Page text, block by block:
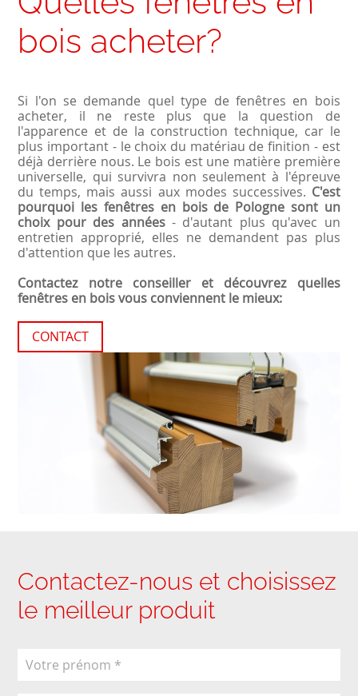
bois acheter?
Si l'on se demande quel type de fenêtres en bois
acheter, il ne reste plus que la question de
l'apparence et de la construction technique, car le
plus important - le choix du matériau de finition - est
déjà derrière nous. Le bois est une matière première
universelle, qui survivra non seulement à l'épreuve
du temps, mais aussi aux modes successives. C'est
pourquoi les fenêtres en bois de Pologne sont un
choix pour des années - d'autant plus qu'avec un
entretien approprié, elles ne demandent pas plus
d'attention que les autres.
Contactez notre conseiller et découvrez quelles
fenêtres en bois vous conviennent le mieux:
CONTACT
Contactez-nous et choisissez
le meilleur produit